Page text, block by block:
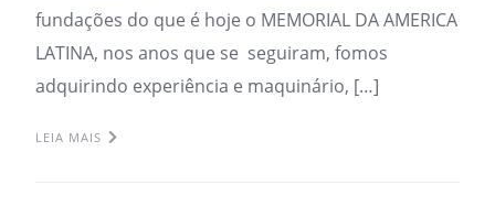
fundações do que é hoje o MEMORIAL DA AMERICA
LATINA, nos anos que se seguiram, fomos
adquirindo experiência e maquinário, […]
LEIA MAIS